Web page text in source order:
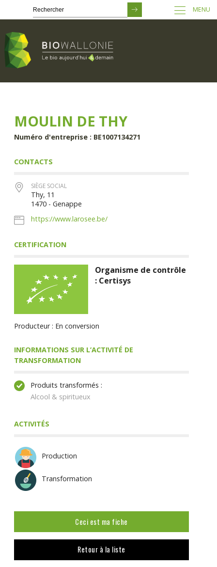
principal
MENU
MOULIN DE THY
Numéro d'entreprise : BE1007134271
CONTACTS
SIÈGE SOCIAL
Thy, 11
1470 - Genappe
https://www.larosee.be/
CERTIFICATION
Organisme de contrôle
: Certisys
Producteur : En conversion
INFORMATIONS SUR L’ACTIVITÉ DE
TRANSFORMATION
Produits transformés :
Alcool & spiritueux
ACTIVITÉS
Production
Transformation
Ceci est ma fiche
Retour à la liste